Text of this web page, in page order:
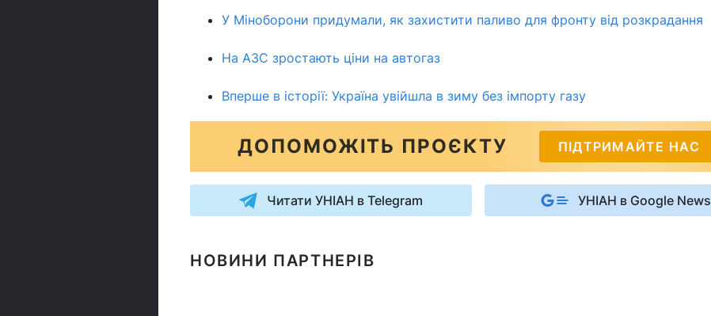
У Міноборони придумали, як захистити паливо для фронту від розкрадання
На АЗС зростають ціни на автогаз
Вперше в історії: Україна увійшла в зиму без імпорту газу
ДОПОМОЖІТЬ ПРОЄКТУ ПІДТРИМАЙТЕ НАС
Читати УНІАН в Telegram УНІАН в Google News
НОВИНИ ПАРТНЕРІВ